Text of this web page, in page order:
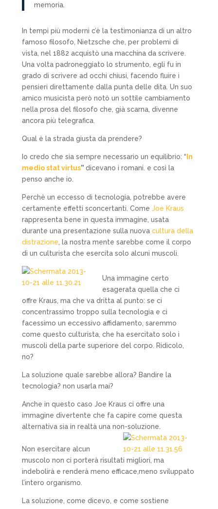
memoria.
In tempi più moderni c’è la testimonianza di un altro
famoso filosofo, Nietzsche che, per problemi di
vista, nel 1882 acquistò una macchina da scrivere.
Una volta padroneggiato lo strumento, egli fu in
grado di scrivere ad occhi chiusi, facendo fluire i
pensieri direttamente dalla punta delle dita. Un suo
amico musicista però notò un sottile cambiamento
nella prosa del filosofo che, già scarna, divenne
ancora più telegrafica.
Qual è la strada giusta da prendere?
Io credo che sia sempre necessario un equilibrio: “ In
medio stat virtus” dicevano i romani. e così la
penso anche io.
Perchè un eccesso di tecnologia, potrebbe avere
certamente effetti sconcertanti. Come Joe Kraus
rappresenta bene in questa immagine, usata
durante una presentazione sulla nuova cultura della
distrazione , la nostra mente sarebbe come il corpo
di un culturista che esercita solo alcuni muscoli.
Una immagine certo
esagerata quella che ci
offre Kraus, ma che va dritta al punto: se ci
concentrassimo troppo sulla tecnologia e ci
facessimo un eccessivo affidamento, saremmo
come questo culturista, che ha esercitato solo i
muscoli della parte superiore del corpo. Ridicolo,
no?
La soluzione quale sarebbe allora? Bandire la
tecnologia? non usarla mai?
Anche in questo caso Joe Kraus ci offre una
immagine divertente che fa capire come questa
alternativa sia in realtà una non-soluzione.
Non esercitare alcun
muscolo non ci porterà risultati migliori, ma
indebolirà e renderà meno efficace,meno sviluppato
l’intero organismo.
La soluzione, come dicevo, e come sostiene